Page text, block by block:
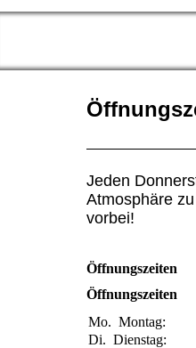
Jeden
Atmosphäre
vorbei!
Öffnungszeiten
Öffnungszeiten
Mo. Montag:
Di. Dienstag: